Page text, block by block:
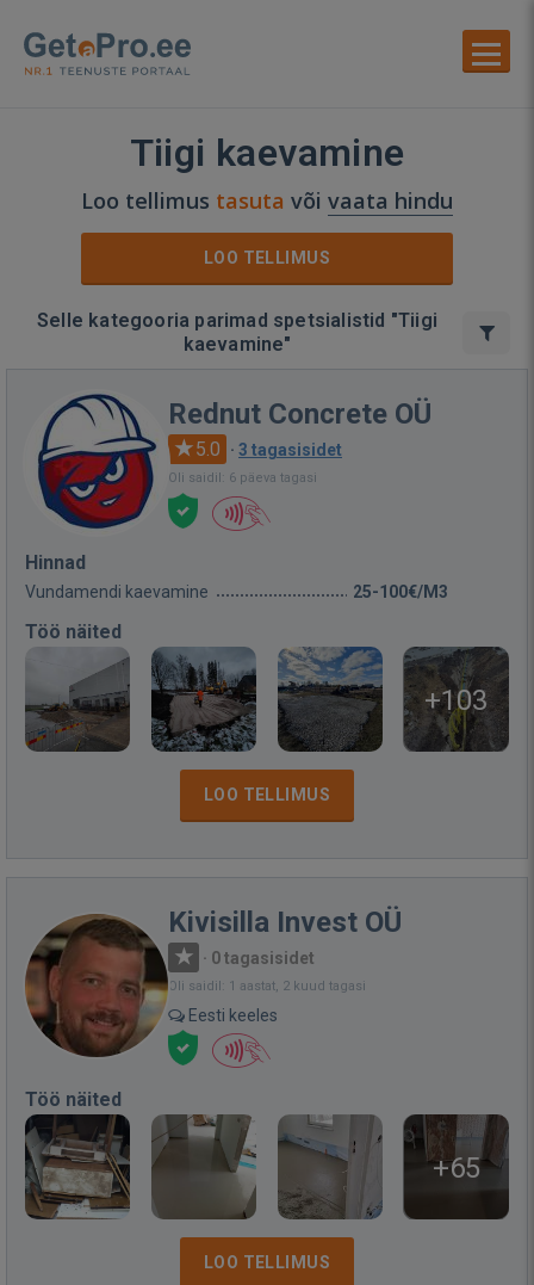
Tiigi kaevamine
Loo tellimus tasuta või vaata hindu
LOO TELLIMUS
Selle kategooria parimad spetsialistid "Tiigi
kaevamine"
Rednut Concrete OÜ
5.0 · 3 tagasisidet
Oli saidil: 6 päeva tagasi
Hinnad
Vundamendi kaevamine 25-100€/M3
Töö näited
+103
LOO TELLIMUS
Kivisilla Invest OÜ
· 0 tagasisidet
Oli saidil: 1 aastat, 2 kuud tagasi
Eesti keeles
Töö näited
+65
LOO TELLIMUS